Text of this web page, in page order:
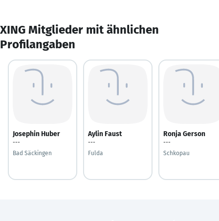
XING Mitglieder mit ähnlichen
Profilangaben
Josephin Huber
---
Bad Säckingen
Aylin Faust
---
Fulda
Ronja Gerson
---
Schkopau